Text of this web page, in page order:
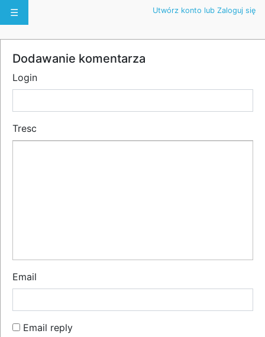
☰ Utwórz konto lub Zaloguj się
Dodawanie komentarza
Login
Tresc
Email
Email reply